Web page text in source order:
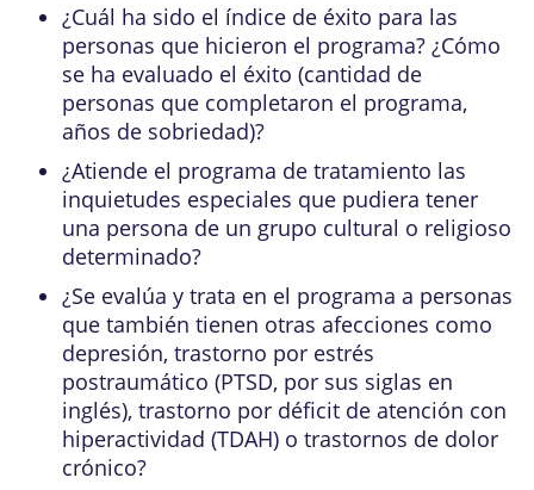
¿Cuál ha sido el índice de éxito para las
personas que hicieron el programa? ¿Cómo
se ha evaluado el éxito (cantidad de
personas que completaron el programa,
años de sobriedad)?
¿Atiende el programa de tratamiento las
inquietudes especiales que pudiera tener
una persona de un grupo cultural o religioso
determinado?
¿Se evalúa y trata en el programa a personas
que también tienen otras afecciones como
depresión, trastorno por estrés
postraumático (PTSD, por sus siglas en
inglés), trastorno por déficit de atención con
hiperactividad (TDAH) o trastornos de dolor
crónico?